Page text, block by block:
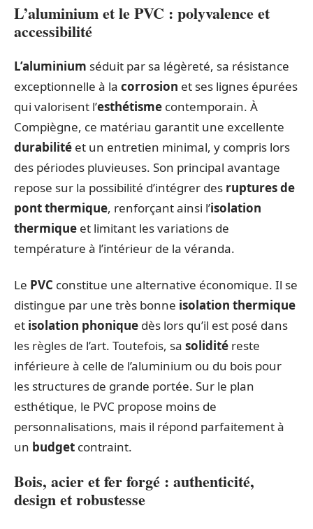
L’aluminium et le PVC : polyvalence et
accessibilité
L’aluminium séduit par sa légèreté, sa résistance
exceptionnelle à la corrosion et ses lignes épurées
qui valorisent l’esthétisme contemporain. À
Compiègne, ce matériau garantit une excellente
durabilité et un entretien minimal, y compris lors
des périodes pluvieuses. Son principal avantage
repose sur la possibilité d’intégrer des ruptures de
pont thermique, renforçant ainsi l’isolation
thermique et limitant les variations de
température à l’intérieur de la véranda.
Le PVC constitue une alternative économique. Il se
distingue par une très bonne isolation thermique
et isolation phonique dès lors qu’il est posé dans
les règles de l’art. Toutefois, sa solidité reste
inférieure à celle de l’aluminium ou du bois pour
les structures de grande portée. Sur le plan
esthétique, le PVC propose moins de
personnalisations, mais il répond parfaitement à
un budget contraint.
Bois, acier et fer forgé : authenticité,
design et robustesse